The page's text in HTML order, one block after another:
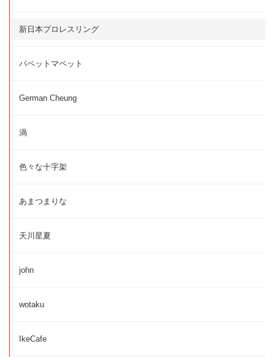
新日本プロレスリング
パペットマペット
German Cheung
渦
色々な十字架
あまつまりな
天川星夏
john
wotaku
IkeCafe